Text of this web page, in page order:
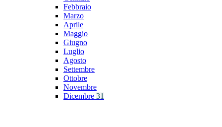
Febbraio
Marzo
Aprile
Maggio
Giugno
Luglio
Agosto
Settembre
Ottobre
Novembre
Dicembre 31